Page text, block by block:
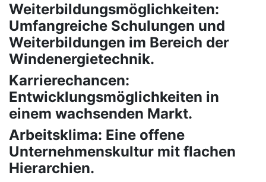
Weiterbildungsmöglichkeiten:
Umfangreiche Schulungen und
Weiterbildungen im Bereich der
Windenergietechnik.
Karrierechancen:
Entwicklungsmöglichkeiten in
einem wachsenden Markt.
Arbeitsklima: Eine offene
Unternehmenskultur mit flachen
Hierarchien.